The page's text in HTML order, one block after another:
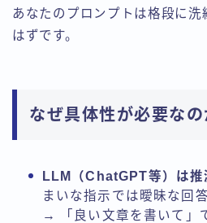
あなたのプロンプトは格段に洗
はずです。
なぜ具体性が必要なの
LLM（ChatGPT等）は推
まいな指示では曖昧な回
→ 「良い文章を書いて」